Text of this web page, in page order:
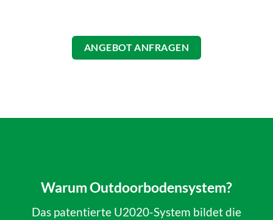
ANGEBOT ANFRAGEN
Warum Outdoorbodensystem?
Das patentierte U2020-System bildet die